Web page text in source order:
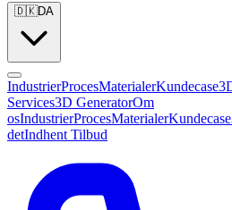
🇩🇰DA
IndustrierProcesMaterialerKundecase
Services3D GeneratorOm
osIndustrierProcesMaterialerKundecase
detIndhent Tilbud